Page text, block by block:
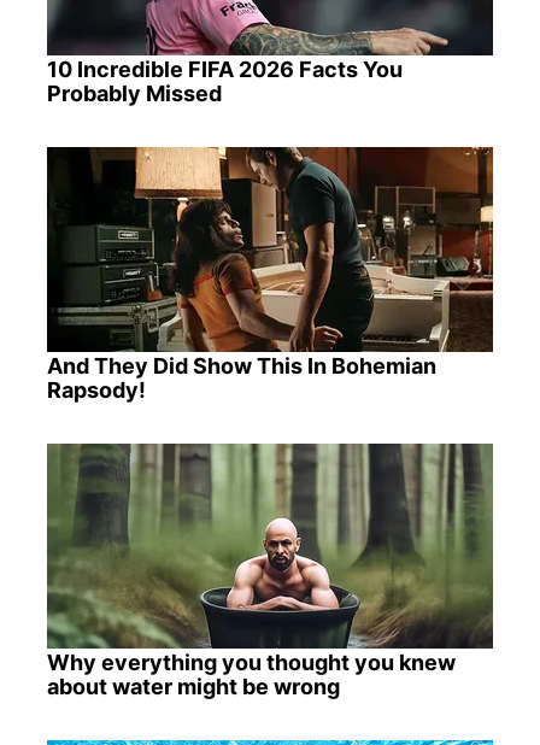
10 Incredible FIFA 2026 Facts You
Probably Missed
And They Did Show This In Bohemian
Rapsody!
Why everything you thought you knew
about water might be wrong